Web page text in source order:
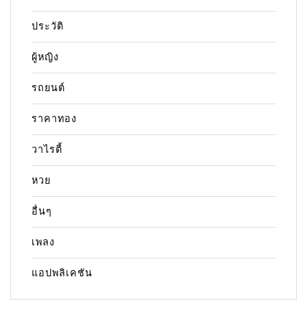
ประวัติ
ผู้หญิง
รถยนต์
ราคาทอง
วาไรตี้
หวย
อื่นๆ
เพลง
แอปพลิเคชัน